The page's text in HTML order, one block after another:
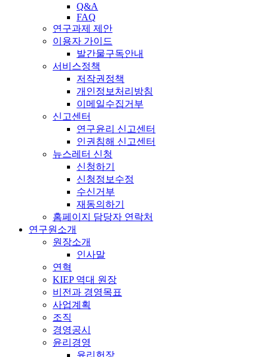
Q&A
FAQ
연구과제 제안
이용자 가이드
발간물구독안내
서비스정책
저작권정책
개인정보처리방침
이메일수집거부
신고센터
연구윤리 신고센터
인권침해 신고센터
뉴스레터 신청
신청하기
신청정보수정
수신거부
재동의하기
홈페이지 담당자 연락처
연구원소개
원장소개
인사말
연혁
KIEP 역대 원장
비전과 경영목표
사업계획
조직
경영공시
윤리경영
윤리헌장